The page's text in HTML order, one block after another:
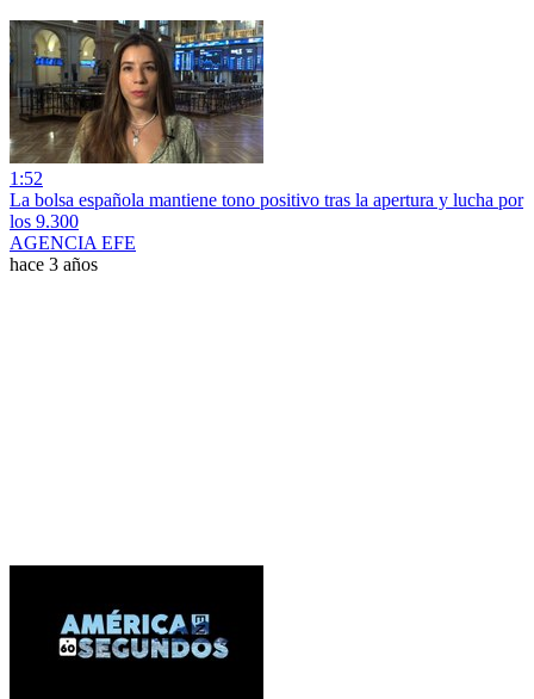
1:52
La bolsa española mantiene tono positivo tras la apertura y lucha por
los 9.300
AGENCIA EFE
hace 3 años